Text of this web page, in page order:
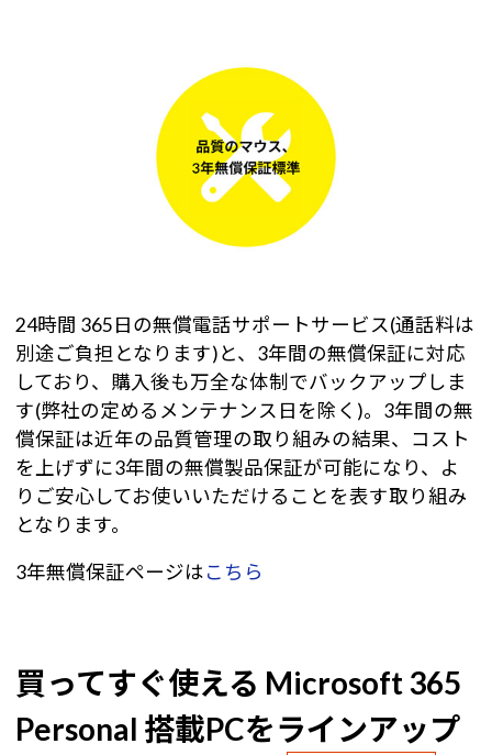
24時間 365日の無償電話サポートサービス(通話料は
別途ご負担となります)と、3年間の無償保証に対応
しており、購入後も万全な体制でバックアップしま
す(弊社の定めるメンテナンス日を除く)。3年間の無
償保証は近年の品質管理の取り組みの結果、コスト
を上げずに3年間の無償製品保証が可能になり、よ
りご安心してお使いいただけることを表す取り組み
となります。
3年無償保証ページはこちら
買ってすぐ使える Microsoft 365
Personal 搭載PCをラインアップ